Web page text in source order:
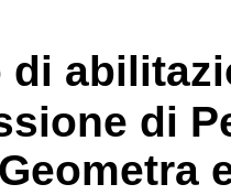
di
di